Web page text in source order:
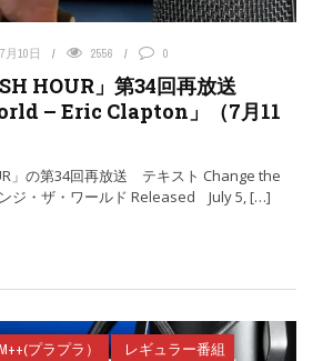
月10日 2556 0
HOUR」第34回再放送
– Eric Clapton」（7月11
」の第34回再放送 テキスト Change the
ジ・ザ・ワールド Released July 5, […]
プラプラ） レギュラー番組